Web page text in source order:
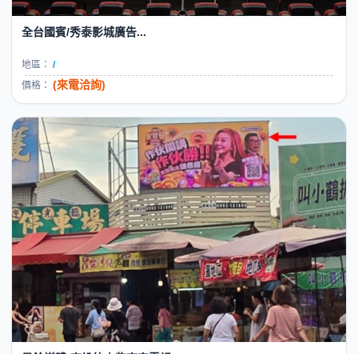
全台國賓/秀泰影城廣告...
地區： /
價格： (來電洽詢)